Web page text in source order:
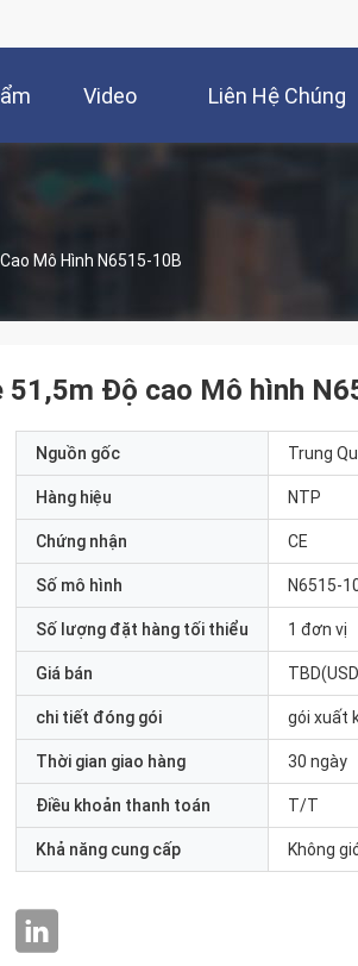
Video Liên Hệ Chúng
Mô Hình N6515-10B
51,5m Độ cao Mô hình
Nguồn gốc Trung
Hàng hiệu NTP
Chứng nhận CE
Số mô hình N6515-
Số lượng đặt hàng tối thiểu 1 đơn vị
Giá bán
chi tiết đóng gói gói xuất
Thời gian giao hàng 30 ngày
Điều khoản thanh toán T/T
Khả năng cung cấp Không